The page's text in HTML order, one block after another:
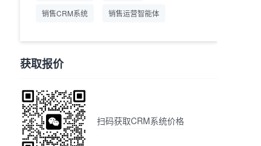
销售CRM系统 销售运营智能体
获取报价
扫码获取CRM系统价格